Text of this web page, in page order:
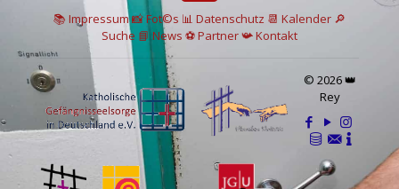
📚 Impressum📸Fot©s 📊 Datenschutz 📆 Kalender 🔎
Suche 📘 News ⚽Partner📯Kontakt
© 2026 👑
Rey